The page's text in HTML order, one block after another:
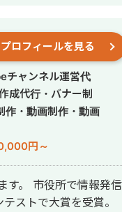
プロフィールを見る
チャンネル運営代
成代行・バナー制
作・動画制作・動画
円～
発信
ストで大賞を受賞。